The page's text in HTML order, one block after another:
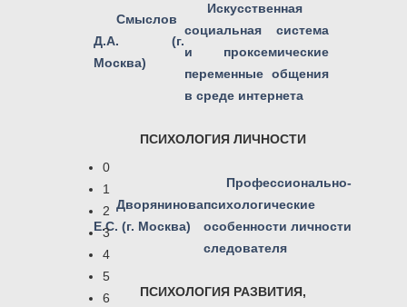
0
1
2
3
4
5
6
Смыслов
Д.А. (г.
Москва)
Искусственная
социальная система
и проксемические
переменные общения
в среде интернета
ПСИХОЛОГИЯ ЛИЧНОСТИ
Дворянинова
Е.С. (г. Москва)
Профессионально-
психологические
особенности личности
следователя
ПСИХОЛОГИЯ РАЗВИТИЯ,